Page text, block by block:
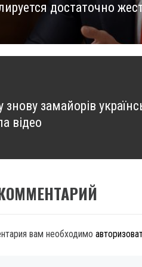
достаточно
замайорів
відео
вам необходимо